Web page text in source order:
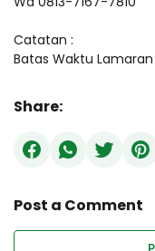
Catatan :
Batas Waktu
Share:
Post a Comment